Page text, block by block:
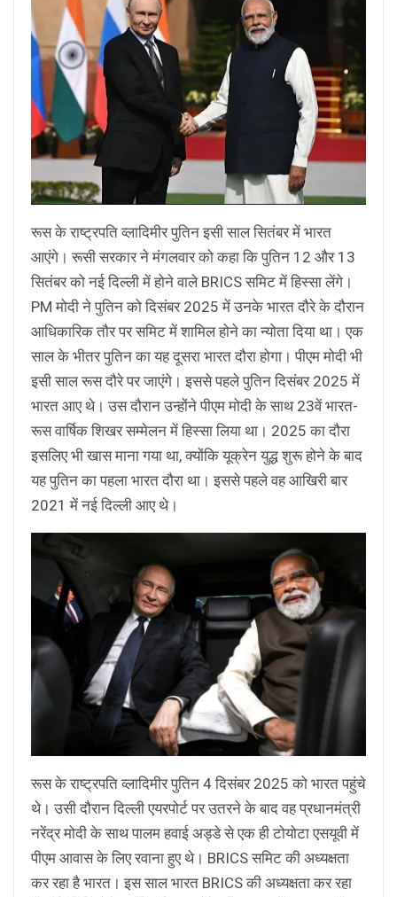
रूस के राष्ट्रपति व्लादिमीर पुतिन इसी साल सितंबर में भारत
आएंगे। रूसी सरकार ने मंगलवार को कहा कि पुतिन 12 और 13
सितंबर को नई दिल्ली में होने वाले BRICS समिट में हिस्सा लेंगे।
PM मोदी ने पुतिन को दिसंबर 2025 में उनके भारत दौरे के दौरान
आधिकारिक तौर पर समिट में शामिल होने का न्योता दिया था। एक
साल के भीतर पुतिन का यह दूसरा भारत दौरा होगा। पीएम मोदी भी
इसी साल रूस दौरे पर जाएंगे। इससे पहले पुतिन दिसंबर 2025 में
भारत आए थे। उस दौरान उन्होंने पीएम मोदी के साथ 23वें भारत-
रूस वार्षिक शिखर सम्मेलन में हिस्सा लिया था। 2025 का दौरा
इसलिए भी खास माना गया था, क्योंकि यूक्रेन युद्ध शुरू होने के बाद
यह पुतिन का पहला भारत दौरा था। इससे पहले वह आखिरी बार
2021 में नई दिल्ली आए थे।
रूस के राष्ट्रपति व्लादिमीर पुतिन 4 दिसंबर 2025 को भारत पहुंचे
थे। उसी दौरान दिल्ली एयरपोर्ट पर उतरने के बाद वह प्रधानमंत्री
नरेंद्र मोदी के साथ पालम हवाई अड्डे से एक ही टोयोटा एसयूवी में
पीएम आवास के लिए रवाना हुए थे। BRICS समिट की अध्यक्षता
कर रहा है भारत। इस साल भारत BRICS की अध्यक्षता कर रहा